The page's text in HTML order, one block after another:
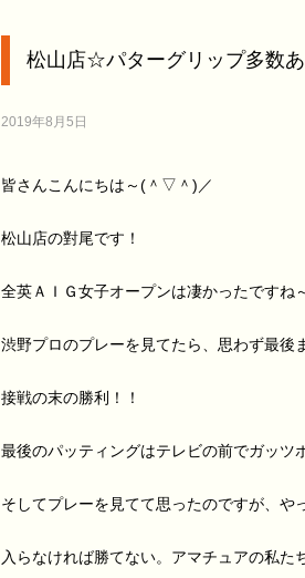
松山店☆パターグリップ多数あ
2019年8月5日
皆さんこんにちは～(＾▽＾)／
松山店の對尾です！
全英ＡＩＧ女子オープンは凄かったですね
渋野プロのプレーを見てたら、思わず最後
接戦の末の勝利！！
最後のパッティングはテレビの前でガッツ
そしてプレーを見てて思ったのですが、や
入らなければ勝てない。アマチュアの私た